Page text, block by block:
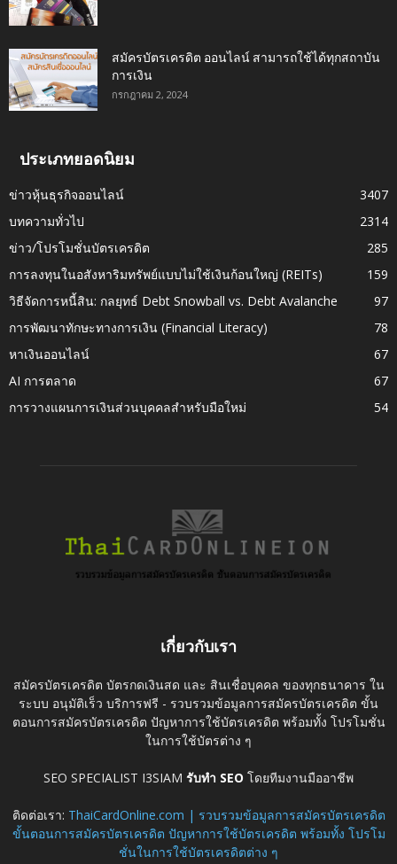
สมัครบัตรเครดิต ออนไลน์ สามารถใช้ได้ทุกสถาบัน
การเงิน
กรกฎาคม 2, 2024
ประเภทยอดนิยม
ข่าวหุ้นธุรกิจออนไลน์
3407
บทความทั่วไป
2314
ข่าว/โปรโมชั่นบัตรเครดิต
285
การลงทุนในอสังหาริมทรัพย์แบบไม่ใช้เงินก้อนใหญ่ (REITs)
159
วิธีจัดการหนี้สิน: กลยุทธ์ Debt Snowball vs. Debt Avalanche
97
การพัฒนาทักษะทางการเงิน (Financial Literacy)
78
หาเงินออนไลน์
67
AI การตลาด
67
การวางแผนการเงินส่วนบุคคลสำหรับมือใหม่
54
เกี่ยวกับเรา
สมัครบัตรเครดิต บัตรกดเงินสด และ สินเชื่อบุคคล ของทุกธนาคาร ใน
ระบบ อนุมัติเร็ว บริการฟรี - รวบรวมข้อมูลการสมัครบัตรเครดิต ขั้น
ตอนการสมัครบัตรเครดิต ปัญหาการใช้บัตรเครดิต พร้อมทั้ง โปรโมชั่น
ในการใช้บัตรต่าง ๆ
SEO SPECIALIST I3SIAM รับทำ SEO โดยทีมงานมืออาชีพ
ติดต่อเรา: ThaiCardOnline.com | รวบรวมข้อมูลการสมัครบัตรเครดิต
ขั้นตอนการสมัครบัตรเครดิต ปัญหาการใช้บัตรเครดิต พร้อมทั้ง โปรโม
ชั่นในการใช้บัตรเครดิตต่าง ๆ